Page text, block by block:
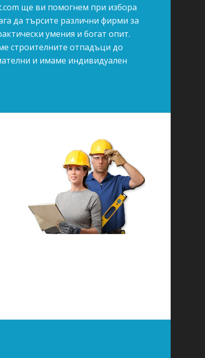
ще ви помогнем при избора
да търсите различни фирми за
умения и богат опит.
строителните отпадъци до
и имаме индивидуален